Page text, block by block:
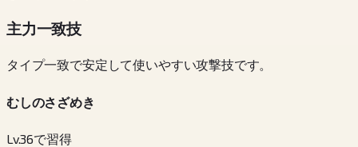
主力一致技
タイプ一致で安定して使いやすい攻撃技です。
むしのさざめき
Lv.36で習得